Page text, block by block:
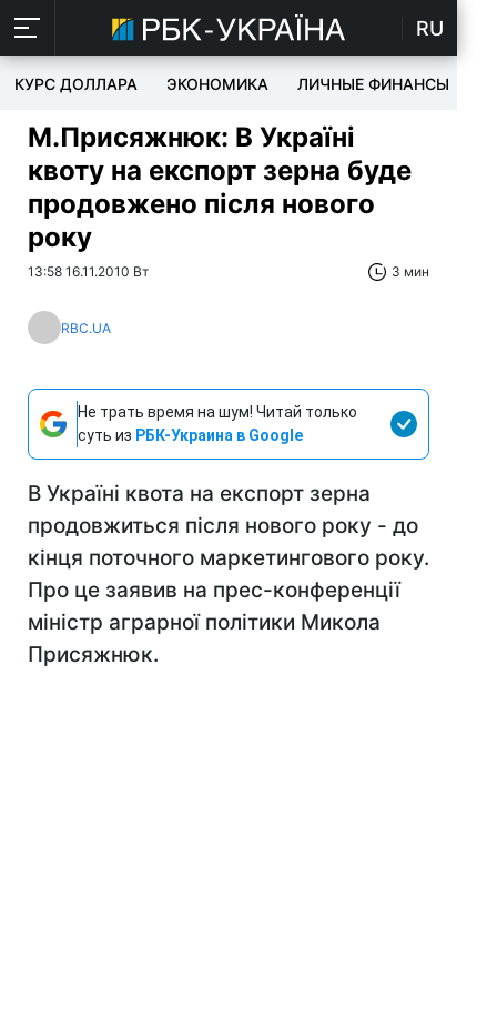
RU
КУРС ДОЛЛАРА ЭКОНОМИКА ЛИЧНЫЕ ФИНАНСЫ
М.Присяжнюк: В Україні
квоту на експорт зерна буде
продовжено після нового
року
13:58 16.11.2010 Вт 3 мин
RBC.UA
Не трать время на шум! Читай только
суть из РБК-Украина в Google
В Україні квота на експорт зерна
продовжиться після нового року - до
кінця поточного маркетингового року.
Про це заявив на прес-конференції
міністр аграрної політики Микола
Присяжнюк.